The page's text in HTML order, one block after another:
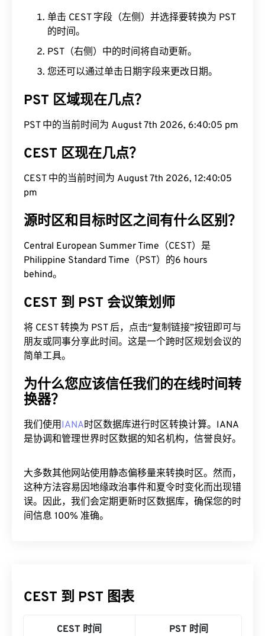
单击 CEST 字段（左侧）并选择要转换为 PST
的时间。
PST（右侧）中的时间将自动更新。
您还可以通过单击日期字段来更改日期。
PST 区域现在几点？
PST 中的当前时间为 August 7th 2026, 6:40:06 pm
CEST 区现在几点？
CEST 中的当前时间为 August 7th 2026, 12:40:06
pm
源时区和目标时区之间有什么区别？
Central European Summer Time（CEST）是
Philippine Standard Time（PST）的6 hours
behind。
CEST 到 PST 会议策划师
将 CEST 转换为 PST 后，点击“复制链接”按钮即可与
朋友或同事分享此时间。这是一个跨时区规划会议的
简单工具。
为什么您应该信任我们的在线时间转
换器？
我们使用IANA时区数据库进行时区转换计算。IANA
是协调和管理世界时区数据的知名机构，信誉良好。
大多数其他网站使用静态偏移量来转换时区。然而，
这种方法容易因地缘政治事件和夏令时变化而出现错
误。因此，我们会定期更新时区数据库，确保您的时
间信息 100% 准确。
CEST 到 PST 图表
CEST 时间 PST 时间